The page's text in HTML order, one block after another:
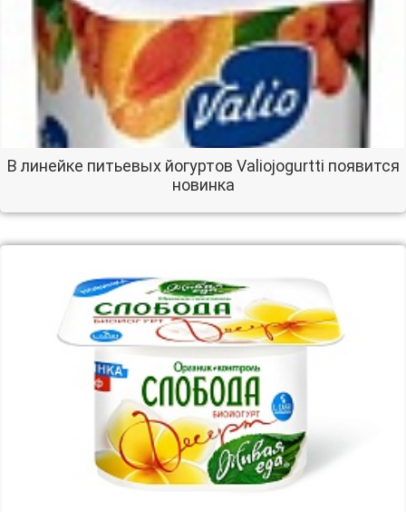
В линейке питьевых йогуртов Valiojogurtti появится
новинка